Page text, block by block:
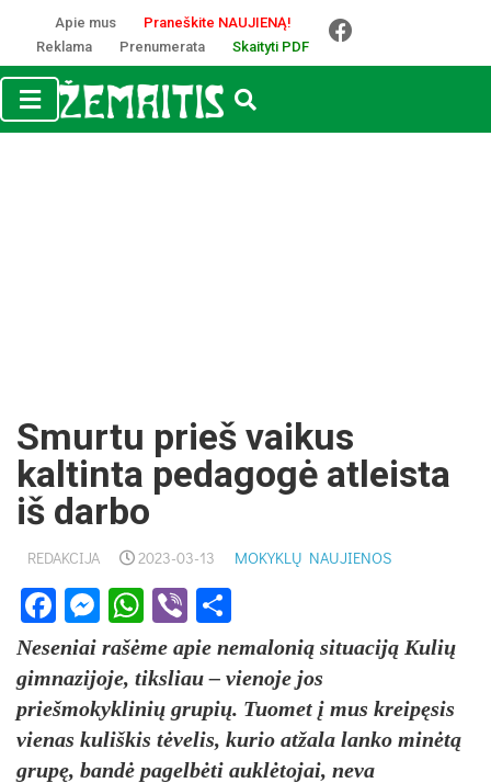
Apie mus
Praneškite NAUJIENĄ!
Reklama
Prenumerata Skaityti PDF
Smurtu prieš vaikus
kaltinta pedagogė atleista
iš darbo
REDAKCIJA 2023-03-13 MOKYKLŲ NAUJIENOS
Facebook
Messenger
WhatsApp
Viber
Neseniai rašėme apie nemalonią situaciją Kulių
gimnazijoje, tiksliau – vienoje jos
priešmokyklinių grupių. Tuomet į mus kreipęsis
vienas kuliškis tėvelis, kurio atžala lanko minėtą
grupę, bandė pagelbėti auklėtojai, neva